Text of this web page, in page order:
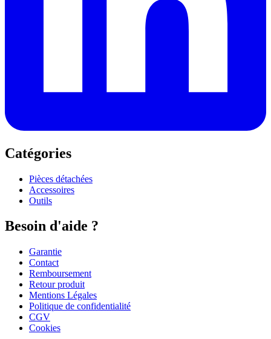
Catégories
Pièces détachées
Accessoires
Outils
Besoin d'aide ?
Garantie
Contact
Remboursement
Retour produit
Mentions Légales
Politique de confidentialité
CGV
Cookies